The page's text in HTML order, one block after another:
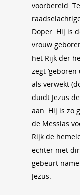
voorbereid.
Doper: Hij is
vrouw
het Rijk der
zegt
als verwekt
duidt Jezus
aan. Hij is zo
de Messias
Rijk de
echter niet
gebeurt
Jezus.